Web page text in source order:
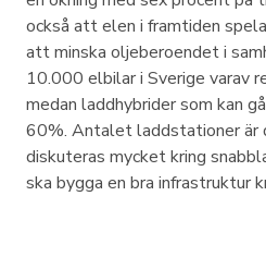
också att elen i framtiden
att minska oljeberoendet i
10.000 elbilar i Sverige varav
medan laddhybrider som kan
60%. Antalet laddstationer är
diskuteras mycket kring
ska bygga en bra infrastruktur